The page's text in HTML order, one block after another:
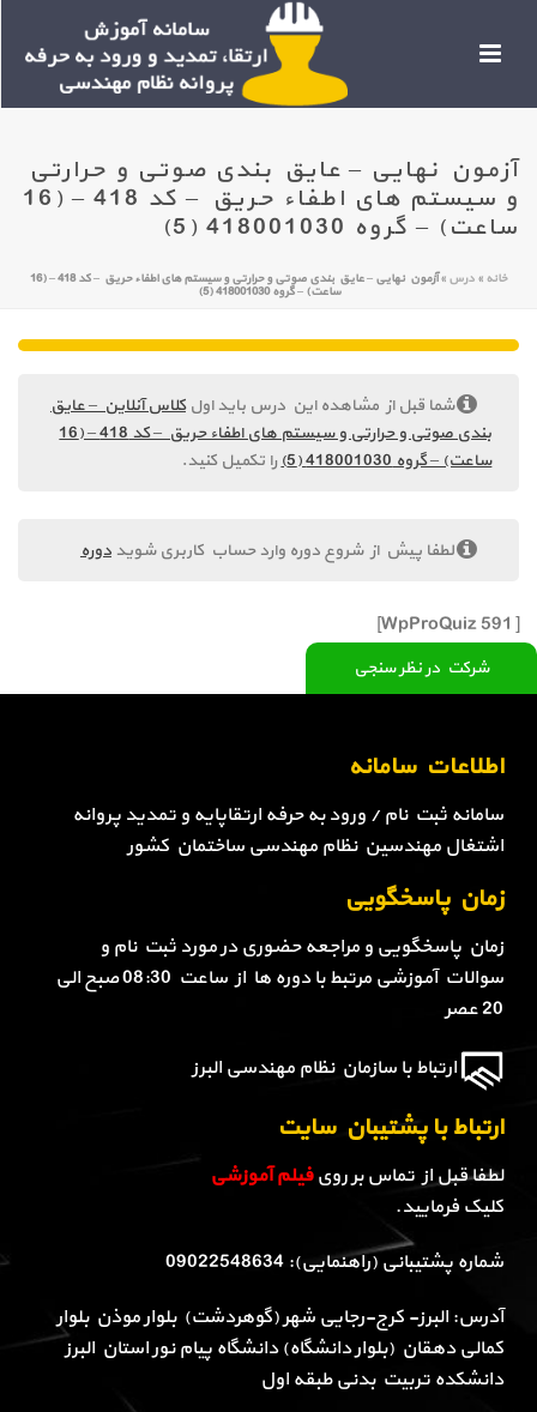
آزمون نهایی – عایق بندی صوتی و حرارتی
و سیستم های اطفاء حریق – کد 418 – (16
ساعت) – گروه 418001030 (5)
خانه » درس » آزمون نهایی – عایق بندی صوتی و حرارتی و سیستم های اطفاء حریق – کد 418 – (16
ساعت) – گروه 418001030 (5)
شرکت در نظر سنجی
شما قبل از مشاهده این درس باید اولکلاس آنلاین – عایق
بندی صوتی و حرارتی و سیستم های اطفاء حریق – کد 418 – (16
ساعت) – گروه 418001030 (5)
را تکمیل کنید.
لطفا پیش از شروع دوره وارد حساب کاربری شویددوره
[WpProQuiz 591]
اطلاعات سامانه
سامانه ثبت نام / ورود به حرفه ارتقاپایه و تمدید پروانه
اشتغال مهندسین نظام مهندسی ساختمان کشور
زمان پاسخگویی
زمان پاسخگویی و مراجعه حضوری در مورد ثبت نام و
سوالات آموزشی مرتبط با دوره ها از ساعت 08:30 صبح الی
20 عصر
ارتباط با سازمان نظام مهندسی البرز
ارتباط با پشتیبان سایت
لطفا قبل از تماس بر رویفیلم آموزشی
کلیک فرمایید.
شماره پشتیبانی (راهنمایی): 09022548634
آدرس: البرز- کرج-رجایی شهر (گوهردشت) بلوار موذن بلوار
کمالی دهقان (بلوار دانشگاه) دانشگاه پیام نور استان البرز
دانشکده تربیت بدنی طبقه اول